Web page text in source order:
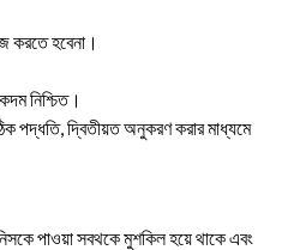
করতে হবেনা।
নিশ্চিত।
পদ্ধতি, দ্বিতীয়ত অনুকরণ করার মাধ্যমে
পাওয়া সবথকে মুশকিল হয়ে থাকে এবং